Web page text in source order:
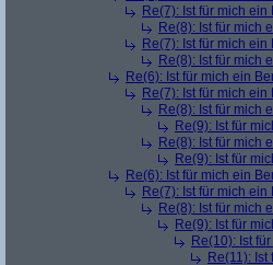
Re(7): Ist für mich
Re(8): Ist für mich
Re(7): Ist für mich
Re(8): Ist für mich
Re(6): Ist für mich ein
Re(7): Ist für mich
Re(8): Ist für mich
Re(9): Ist für
Re(8): Ist für mich
Re(9): Ist für
Re(6): Ist für mich ein
Re(7): Ist für mich
Re(8): Ist für mich
Re(9): Ist für
Re(10): Ist
Re(11):